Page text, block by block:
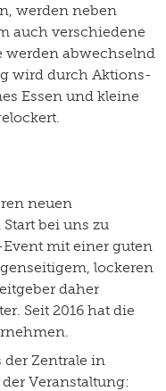
werden neben
auch verschiedene
werden abwechselnd
wird durch Aktions-
Essen und kleine
neuen
bei uns zu
mit einer guten
lockeren
daher
Seit 2016 hat die
der Zentrale in
Veranstaltung: